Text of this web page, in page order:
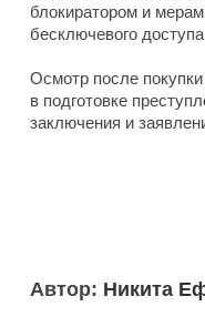
блокиратором и
бесключевого
Осмотр после
в подготовке
заключения и
Автор: Никита